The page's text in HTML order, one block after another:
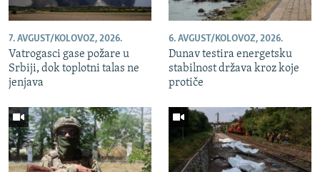
7. AVGUST/KOLOVOZ, 2026.
Vatrogasci gase požare u
Srbiji, dok toplotni talas ne
jenjava
6. AVGUST/KOLOVOZ, 2026.
Dunav testira energetsku
stabilnost država kroz koje
protiče